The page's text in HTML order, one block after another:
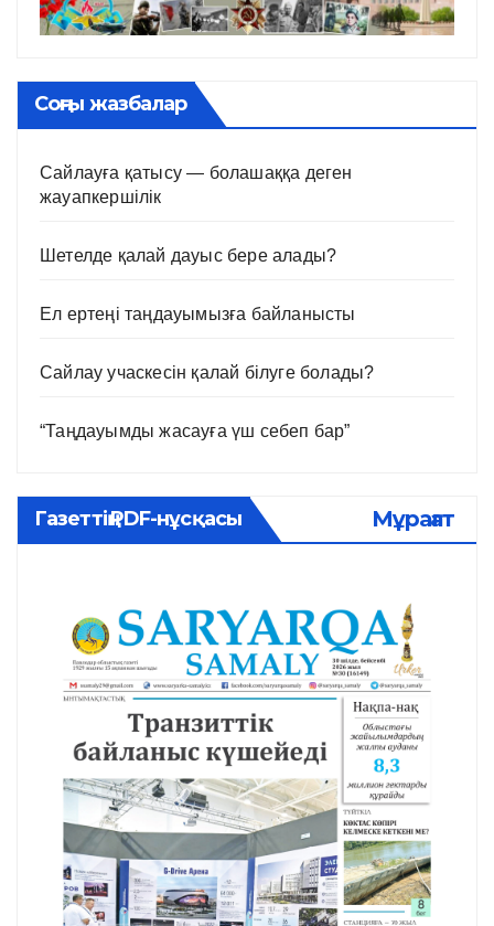
Соңғы жазбалар
Сайлауға қатысу — болашаққа деген
жауапкершілік
Шетелде қалай дауыс бере алады?
Ел ертеңі таңдауымызға байланысты
Сайлау учаскесін қалай білуге болады?
“Таңдауымды жасауға үш себеп бар”
Газеттің PDF-нұсқасы Мұрағат